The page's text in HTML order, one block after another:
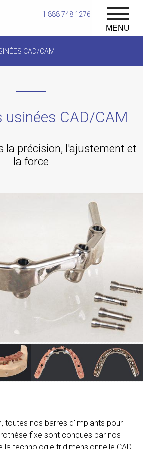
MENU
1 888 748 1276
CAD/CAM
usinées CAD/CAM
la précision, l'ajustement et
la force
toutes nos barres d'implants pour
fixe sont conçues par nos